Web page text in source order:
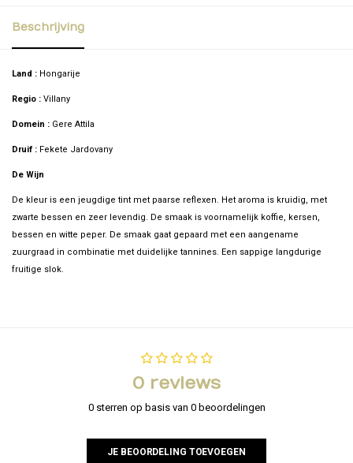
Beschrijving
Land : Hongarije
Regio : Villany
Domein : Gere Attila
Druif : Fekete Jardovany
De Wijn
De kleur is een jeugdige tint met paarse reflexen. Het aroma is kruidig, met
zwarte bessen en zeer levendig. De smaak is voornamelijk koffie, kersen,
bessen en witte peper. De smaak gaat gepaard met een aangename
zuurgraad in combinatie met duidelijke tannines. Een sappige langdurige
fruitige slok.
0 reviews
0 sterren op basis van 0 beoordelingen
JE BEOORDELING TOEVOEGEN